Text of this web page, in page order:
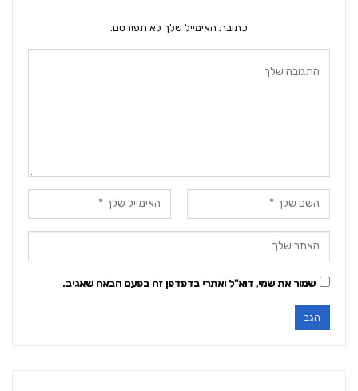
כתובת האימייל שלך לא תפורסם.
שמור את שמי, דוא"ל ואתרי בדפדפן זה בפעם הבאה שאגיב.